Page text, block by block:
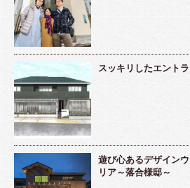
スッキリしたエント
遊び心あるデザイン
リア～落合様邸～